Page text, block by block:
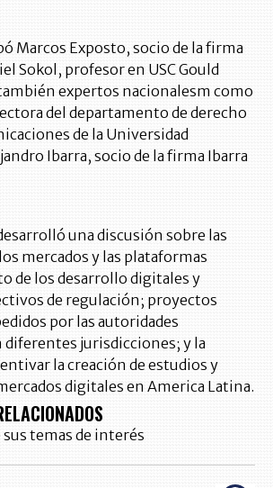
Marcos Exposto, socio de la firma
Sokol, profesor en USC Gould
expertos nacionalesm como
del departamento de derecho
de la Universidad
Ibarra, socio de la firma Ibarra
una discusión sobre las
mercados y las plataformas
de los desarrollo digitales y
de regulación; proyectos
por las autoridades
jurisdicciones; y la
la creación de estudios y
digitales en America Latina.
temas de interés